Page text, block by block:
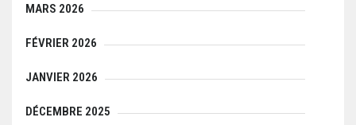
MARS 2026
FÉVRIER 2026
JANVIER 2026
DÉCEMBRE 2025